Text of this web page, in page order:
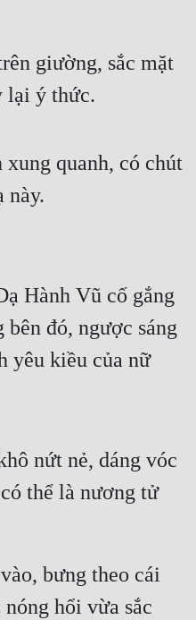
giường, sắc mặt
lại ý thức.
quanh, có chút
này.
Hành Vũ cố gắng
bên đó, ngược sáng
yêu kiều của nữ
nứt nẻ, dáng vóc
thể là nương tử
bưng theo cái
hổi vừa sắc